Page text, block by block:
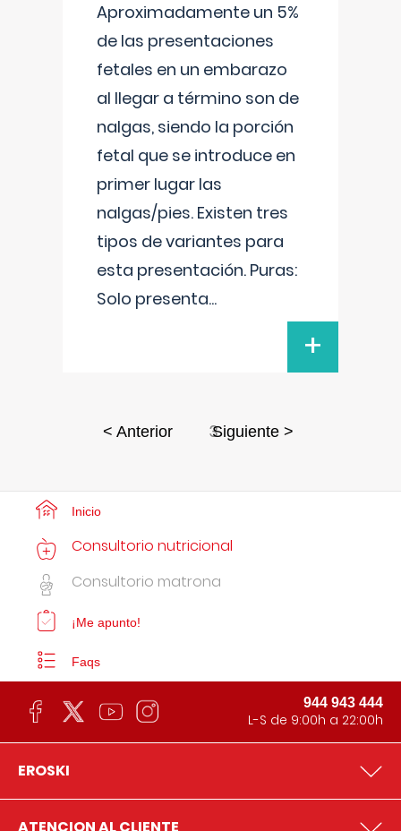
Aproximadamente un 5%
de las presentaciones
fetales en un embarazo
al llegar a término son de
nalgas, siendo la porción
fetal que se introduce en
primer lugar las
nalgas/pies. Existen tres
tipos de variantes para
esta presentación. Puras:
Solo presenta...
+
< Anterior 3Siguiente >
Inicio
Consultorio nutricional
Consultorio matrona
¡Me apunto!
Faqs
944 943 444
L-S de 9:00h a 22:00h
EROSKI